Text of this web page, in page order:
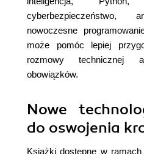
nowoczesne
może pomóc lepiej
rozmowy technicznej
obowiązków.
Nowe
do oswojenia
Książki dostępne w